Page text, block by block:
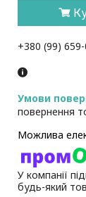
+380 (99)
повернення
У компанії
будь-який